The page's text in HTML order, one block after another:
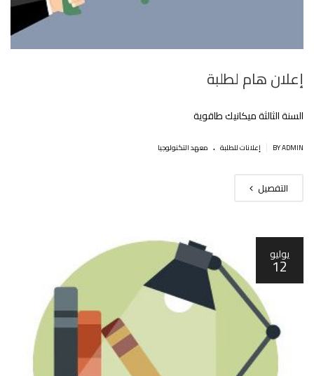
إعلان هام لطلبة
السنة الثالثة ميكانيك طاقوية
BY ADMIN إعلانات للطلبة . معهد التكنولوجيا
التفصيل
يوليو
12